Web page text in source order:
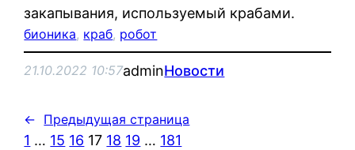
закапывания, используемый крабами.
бионика, краб, робот
21.10.2022 10:57adminНовости
← Предыдущая страница
1 … 15 16 17 18 19 … 181